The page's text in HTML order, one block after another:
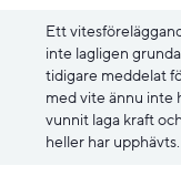
Ett
inte lagligen
tidigare meddelat
med vite ännu inte
vunnit laga kraft
heller har upphävts.